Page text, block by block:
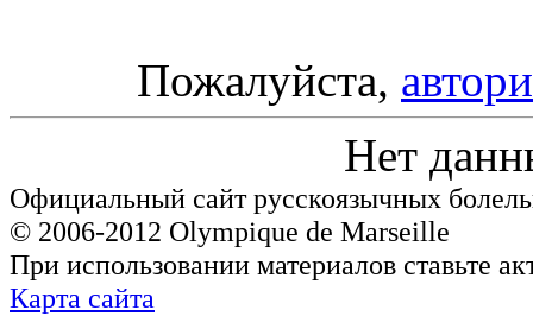
Пожалуйста,
Нет
Официальный сайт русскоязычных
© 2006-2012 Olympique de Marseille
При использовании материалов ставьте
Карта сайта